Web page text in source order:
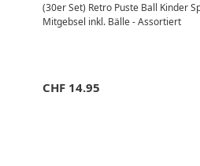
(30er Set) Retro Puste Ball Kinder
Mitgebsel inkl. Bälle - Assortiert
CHF 14.95